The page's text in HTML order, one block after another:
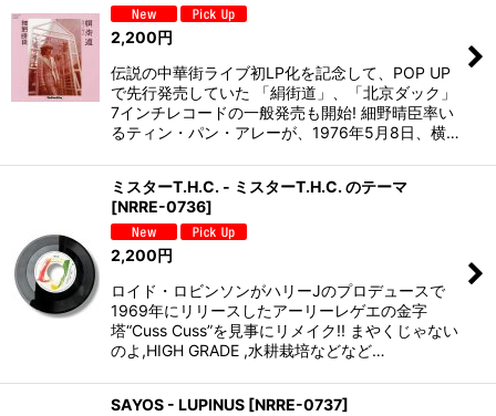
2,200 円
伝説の中華街ライブ初LP化を記念して、POP UP
で先行発売していた 「絹街道」、「北京ダック」
7インチレコードの一般発売も開始! 細野晴臣率い
るティン・パン・アレーが、1976年5月8日、横…
ミスターT.H.C. - ミスターT.H.C. のテーマ
[NRRE-0736]
2,200円
ロイド・ロビンソンがハリーJのプロデュースで
1969年にリリースしたアーリーレゲエの金字
塔“Cuss Cuss”を見事にリメイク!! まやくじゃない
のよ,HIGH GRADE ,水耕栽培などなど…
SAYOS - LUPINUS [NRRE-0737]